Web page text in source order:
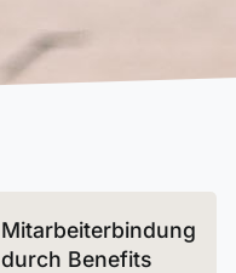
Mitarbeiterbindung
durch Benefits